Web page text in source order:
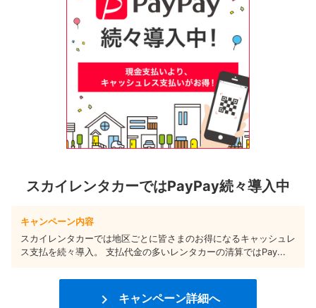
スカイレンタカーではPayPay続々導入中
キャンペーン内容
スカイレンタカーでは地区ごとに皆さまのお得になるキャッシュレ
ス支払を続々導入。 支払代金の多いレンタカーの清算ではPay...
 キャンペーン詳細へ